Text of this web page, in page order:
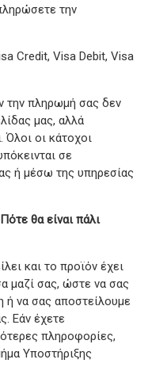
την
Credit, Visa Debit, Visa
την πληρωμή σας δεν
μας, αλλά
Όλοι οι κάτοχοι
σε
ή μέσω της υπηρεσίας
θα είναι πάλι
και το προϊόν έχει
μαζί σας, ώστε να σας
ή να σας αποστείλουμε
Εάν έχετε
πληροφορίες,
Υποστήριξης